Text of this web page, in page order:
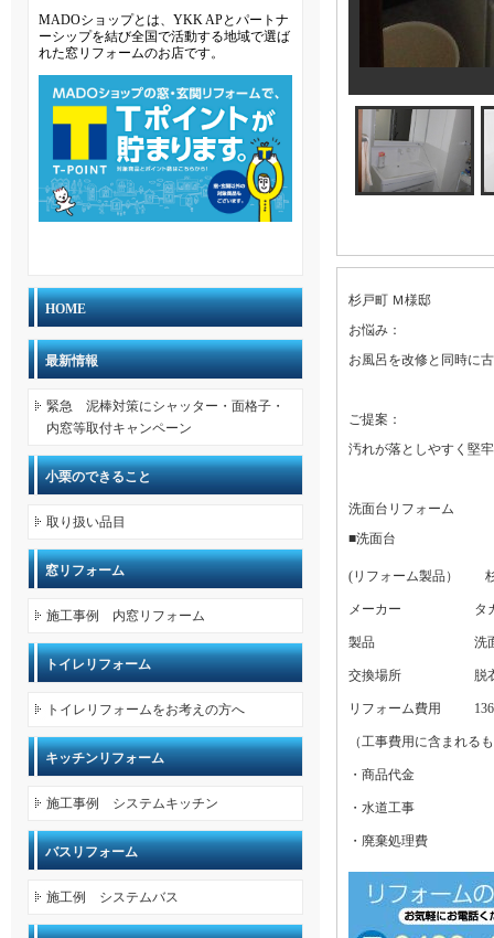
杉戸町 Ｍ様邸
お悩み：
お風呂を改修と同時に
ご提案：
汚れが落としやすく堅
洗面台リフォーム
■洗面台
(リフォーム製品） 杉
メーカー タ
製品 洗
交換場所 脱
リフォーム費用
（工事費用に含まれる
・商品代金
・水道工事
・廃棄処理費
MADOショップとは、YKK APとパートナ
ーシップを結び全国で活動する地域で選ば
れた窓リフォームのお店です。
HOME
最新情報
緊急 泥棒対策にシャッター・面格子・
内窓等取付キャンペーン
小栗のできること
取り扱い品目
窓リフォーム
施工事例 内窓リフォーム
トイレリフォーム
トイレリフォームをお考えの方へ
キッチンリフォーム
施工事例 システムキッチン
バスリフォーム
施工例 システムバス